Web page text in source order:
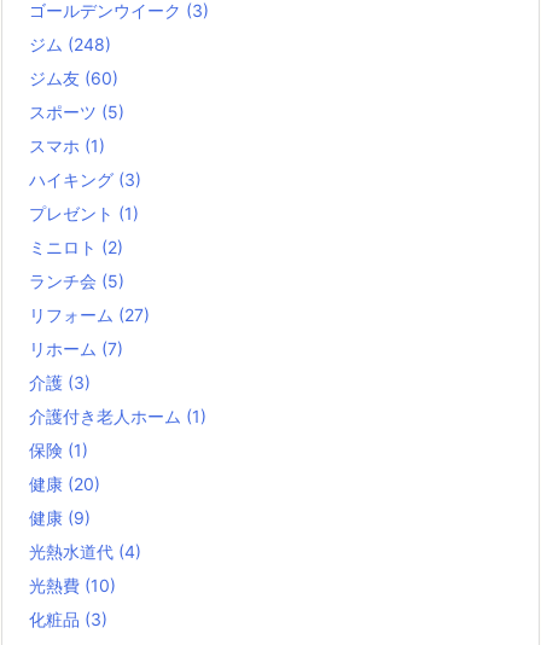
ゴールデンウイーク (3)
ジム (248)
ジム友 (60)
スポーツ (5)
スマホ (1)
ハイキング (3)
プレゼント (1)
ミニロト (2)
ランチ会 (5)
リフォーム (27)
リホーム (7)
介護 (3)
介護付き老人ホーム (1)
保険 (1)
健康 (20)
健康 (9)
光熱水道代 (4)
光熱費 (10)
化粧品 (3)